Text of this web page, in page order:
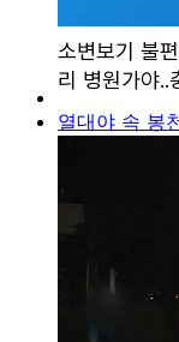
열대야 속 봉